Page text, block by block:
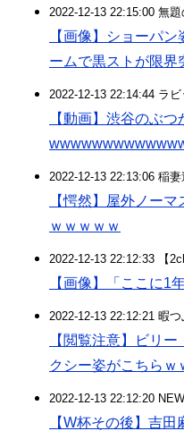
2022-12-13 22:15:00 無
【画像】ショーパ
ームで黒ストが限界
2022-12-13 22:14:44 ラ
【動画】渋谷のぶ
2022-12-13 22:13:06 稲妻
【愕然】屋外ノー
ｗｗｗｗｗ
2022-12-13 22:12:33 【
【画像】「ここに1
2022-12-13 22:12:21 暇
【閲覧注意】ビリ
クシー姿がこちらｗ
2022-12-13 22:12:20
【W杯その後】吉